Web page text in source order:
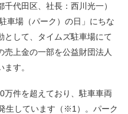
代田区、社長：西川光一）
車場（パーク）の日」にちな
として、タイムズ駐車場にて
売上金の一部を公益財団法人
す。
万件を超えており、駐車車両
生しています（※1）。パーク